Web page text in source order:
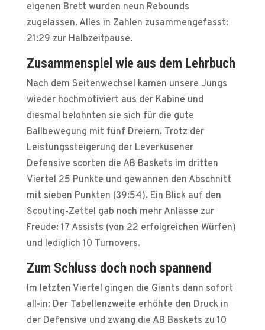
eigenen Brett wurden neun Rebounds
zugelassen. Alles in Zahlen zusammengefasst:
21:29 zur Halbzeitpause.
Zusammenspiel wie aus dem Lehrbuch
Nach dem Seitenwechsel kamen unsere Jungs
wieder hochmotiviert aus der Kabine und
diesmal belohnten sie sich für die gute
Ballbewegung mit fünf Dreiern. Trotz der
Leistungssteigerung der Leverkusener
Defensive scorten die AB Baskets im dritten
Viertel 25 Punkte und gewannen den Abschnitt
mit sieben Punkten (39:54). Ein Blick auf den
Scouting-Zettel gab noch mehr Anlässe zur
Freude: 17 Assists (von 22 erfolgreichen Würfen)
und lediglich 10 Turnovers.
Zum Schluss doch noch spannend
Im letzten Viertel gingen die Giants dann sofort
all-in: Der Tabellenzweite erhöhte den Druck in
der Defensive und zwang die AB Baskets zu 10